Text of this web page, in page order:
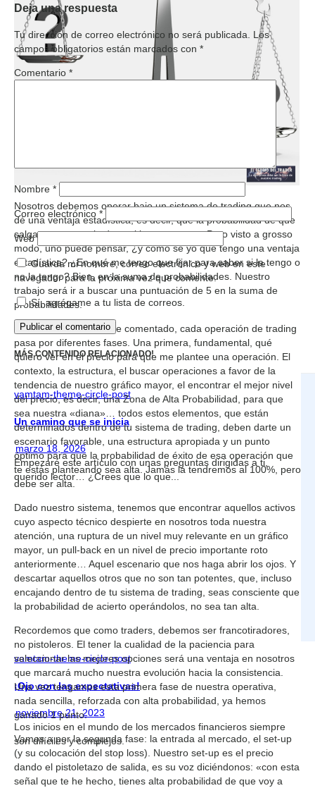
Nosotros debemos operar bajo un sistema de trading que nos
dé una ventaja estadística, es decir, que la probabilidad de que
salga con un resultado positivo sea mayor. Pero visto a grosso
modo, uno puede pensar, ¿y cómo sé yo que tengo una ventaja
estadística? ¿En qué me tengo que fijar para saber si la tengo o
no la tengo? Bien, en la suma de probabilidades. Nuestro
trabajo será ir a buscar una puntuación de 5 en la suma de
probabilidades.
Como muchas veces he comentado, cada operación de trading
pasa por diferentes fases. Una primera, fundamental, qué
quiero ver en el precio para que me plantee una operación. El
contexto, la estructura, el buscar operaciones a favor de la
tendencia de nuestro gráfico mayor, el encontrar el mejor nivel
del precio, es decir, una Zona de Alta Probabilidad, para que
sea nuestra «diana»… todos estos elementos, que están
determinados dentro de tu sistema de trading, deben darte un
escenario favorable, una estructura apropiada y un punto
óptimo para que la probabilidad de éxito de esa operación que
te estás planteando sea alta. Jamás la tendremos al 100%, pero
debe ser alta.
Dado nuestro sistema, tenemos que encontrar aquellos activos
cuyo aspecto técnico despierte en nosotros toda nuestra
atención, una ruptura de un nivel muy relevante en un gráfico
mayor, un pull-back en un nivel de precio importante roto
anteriormente… Aquel escenario que nos haga abrir los ojos. Y
descartar aquellos otros que no son tan potentes, que, incluso
encajando dentro de tu sistema de trading, seas consciente que
la probabilidad de acierto operándolos, no sea tan alta.
Recordemos que como traders, debemos ser francotiradores,
no pistoleros. El tener la cualidad de la paciencia para
seleccionar las mejores opciones será una ventaja en nosotros
que marcará mucho nuestra evolución hacia la consistencia.
Una vez tengamos esta primera fase de nuestra operativa,
nada sencilla, reforzada con alta probabilidad, ya hemos
ganado 1 punto.
Vamos a por la segunda fase: la entrada al mercado, el set-up
(y su colocación del stop loss). Nuestro set-up es el precio
dando el pistoletazo de salida, es su voz diciéndonos: «con esta
señal que te he hecho, tienes alta probabilidad de que voy a
Deja una respuesta
Tu dirección de correo electrónico no será publicada. Los
campos obligatorios están marcados con *
Comentario *
Nombre *
Correo electrónico *
Web
Guarda mi nombre, correo electrónico y web en este
navegador para la próxima vez que comente.
Sí, agrégame a tu lista de correos.
MÁS CONTENIDO RELACIONADO!
vamtam-theme-circle-post
Un camino que se inicia
marzo 18, 2026
Empezaré este artículo con unas preguntas dirigidas a ti,
querido lector… ¿Crees que lo que...
vamtam-theme-circle-post
¡Ojo con las expectativas!
noviembre 21, 2023
Los inicios en el mundo de los mercados financieros siempre
son difíciles y complejos.